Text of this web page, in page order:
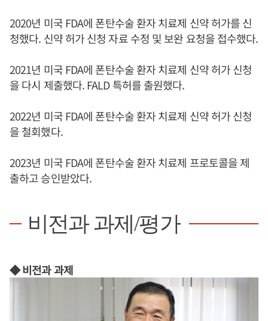
2020년 미국 FDA에 폰탄수술 환자 치료제 신약 허가를 신
청했다. 신약 허가 신청 자료 수정 및 보완 요청을 접수했다.
2021년 미국 FDA에 폰탄수술 환자 치료제 신약 허가 신청
을 다시 제출했다. FALD 특허를 출원했다.
2022년 미국 FDA에 폰탄수술 환자 치료제 신약 허가 신청
을 철회했다.
2023년 미국 FDA에 폰탄수술 환자 치료제 프로토콜을 제
출하고 승인받았다.
비전과 과제/평가
◆ 비전과 과제